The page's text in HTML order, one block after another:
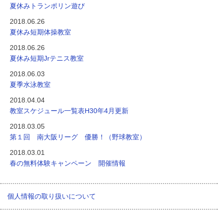
夏休みトランポリン遊び
2018.06.26
夏休み短期体操教室
2018.06.26
夏休み短期Jrテニス教室
2018.06.03
夏季水泳教室
2018.04.04
教室スケジュール一覧表H30年4月更新
2018.03.05
第１回 南大阪リーグ 優勝！（野球教室）
2018.03.01
春の無料体験キャンペーン 開催情報
個人情報の取り扱いについて